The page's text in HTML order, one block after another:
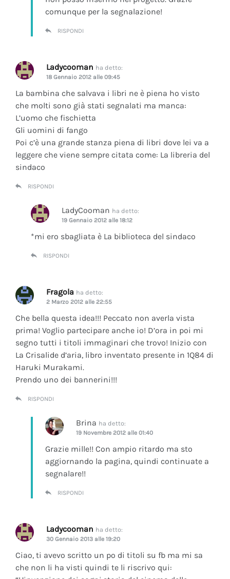
comunque per la segnalazione!
RISPONDI
Ladycooman ha detto:
18 Gennaio 2012 alle 09:45
La bambina che salvava i libri ne è piena ho visto
che molti sono già stati segnalati ma manca:
L’uomo che fischietta
Gli uomini di fango
Poi c’è una grande stanza piena di libri dove lei va a
leggere che viene sempre citata come: La libreria del
sindaco
RISPONDI
LadyCooman ha detto:
19 Gennaio 2012 alle 18:12
*mi ero sbagliata è La biblioteca del sindaco
RISPONDI
Fragola ha detto:
2 Marzo 2012 alle 22:55
Che bella questa idea!!! Peccato non averla vista
prima! Voglio partecipare anche io! D’ora in poi mi
segno tutti i titoli immaginari che trovo! Inizio con
La Crisalide d’aria, libro inventato presente in 1Q84 di
Haruki Murakami.
Prendo uno dei bannerini!!!
RISPONDI
Brina ha detto:
19 Novembre 2012 alle 01:40
Grazie mille!! Con ampio ritardo ma sto
aggiornando la pagina, quindi continuate a
segnalare!!
RISPONDI
Ladycooman ha detto:
30 Gennaio 2013 alle 19:20
Ciao, ti avevo scritto un po di titoli su fb ma mi sa
che non li ha visti quindi te li riscrivo qui: